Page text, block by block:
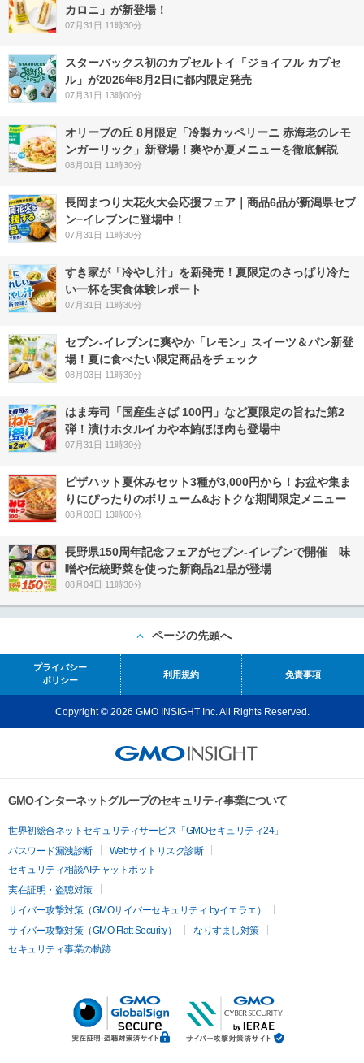
カロニ」が新登場！
07月31日 11時30分
スターバックス初のカプセルトイ「ジョイフル カプセ
ル」が2026年8月2日に都内限定発売
07月31日 13時00分
オリーブの丘 8月限定「冷製カッペリーニ 赤海老のレモ
ンガーリック」新登場！爽やか夏メニューを徹底解説
08月01日 11時30分
長岡まつり大花火大会応援フェア｜商品6品が新潟県セブ
ン−イレブンに登場中！
07月31日 11時30分
すき家が「冷やし汁」を新発売！夏限定のさっぱり冷た
い一杯を実食体験レポート
07月31日 11時30分
セブン‐イレブンに爽やか「レモン」スイーツ＆パン新登
場！夏に食べたい限定商品をチェック
08月03日 11時30分
はま寿司「国産生さば 100円」など夏限定の旨ねた第2
弾！漬けホタルイカや本鮪ほほ肉も登場中
07月31日 11時30分
ピザハット夏休みセット3種が3,000円から！お盆や集ま
りにぴったりのボリューム&おトクな期間限定メニュー
08月03日 13時00分
長野県150周年記念フェアがセブン-イレブンで開催 味
噌や伝統野菜を使った新商品21品が登場
08月04日 11時30分
ページの先頭へ
プライバシー
ポリシー
利用規約 免責事項
Copyright © 2026 GMO INSIGHT Inc. All Rights Reserved.
GMOインターネットグループのセキュリティ事業について
世界初総合ネットセキュリティサービス「GMOセキュリティ24」
パスワード漏洩診断
Webサイトリスク診断
セキュリティ相談AIチャットボット
実在証明・盗聴対策
サイバー攻撃対策（GMOサイバーセキュリティ byイエラエ）
サイバー攻撃対策（GMO Flatt Security）
なりすまし対策
セキュリティ事業の軌跡